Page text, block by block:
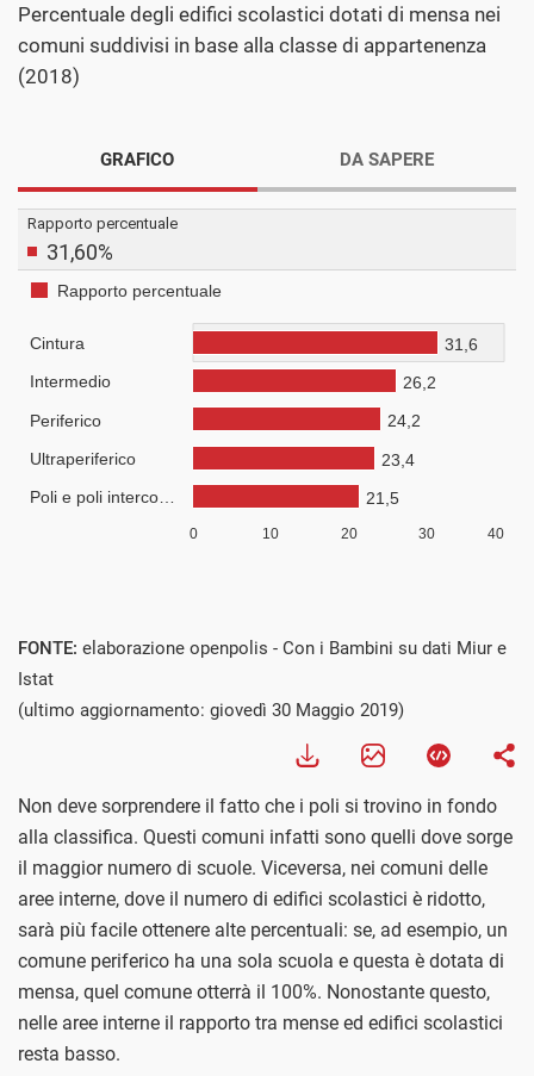
Percentuale degli edifici scolastici dotati di mensa nei
comuni suddivisi in base alla classe di appartenenza
(2018)
GRAFICO DA SAPERE
FONTE: elaborazione openpolis - Con i Bambini su dati Miur e
Istat
(ultimo aggiornamento: giovedì 30 Maggio 2019)
Non deve sorprendere il fatto che i poli si trovino in fondo
alla classifica. Questi comuni infatti sono quelli dove sorge
il maggior numero di scuole. Viceversa, nei comuni delle
aree interne, dove il numero di edifici scolastici è ridotto,
sarà più facile ottenere alte percentuali: se, ad esempio, un
comune periferico ha una sola scuola e questa è dotata di
mensa, quel comune otterrà il 100%. Nonostante questo,
nelle aree interne il rapporto tra mense ed edifici scolastici
resta basso.